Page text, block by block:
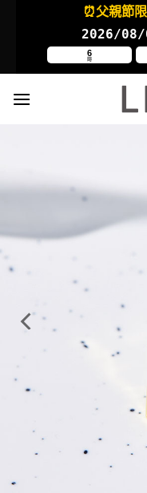
⏰父親節
2026/08/
6
時